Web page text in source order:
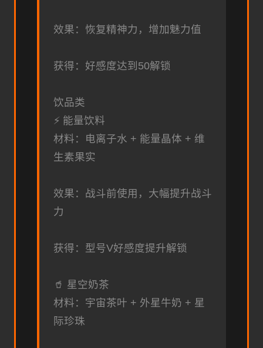
效果：恢复精神力，增加魅力值
获得：好感度达到50解锁
饮品类
⚡ 能量饮料
材料：电离子水 + 能量晶体 + 维
生素果实
效果：战斗前使用，大幅提升战斗
力
获得：型号V好感度提升解锁
🥤 星空奶茶
材料：宇宙茶叶 + 外星牛奶 + 星
际珍珠